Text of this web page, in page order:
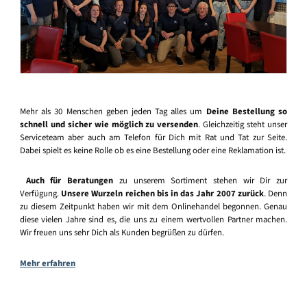
Mehr als 30 Menschen geben jeden Tag alles um Deine Bestellung so
schnell und sicher wie möglich zu versenden. Gleichzeitig steht unser
Serviceteam aber auch am Telefon für Dich mit Rat und Tat zur Seite.
Dabei spielt es keine Rolle ob es eine Bestellung oder eine Reklamation ist.
Auch für Beratungen zu unserem Sortiment stehen wir Dir zur
Verfügung. Unsere Wurzeln reichen bis in das Jahr 2007 zurück. Denn
zu diesem Zeitpunkt haben wir mit dem Onlinehandel begonnen. Genau
diese vielen Jahre sind es, die uns zu einem wertvollen Partner machen.
Wir freuen uns sehr Dich als Kunden begrüßen zu dürfen.
Mehr erfahren